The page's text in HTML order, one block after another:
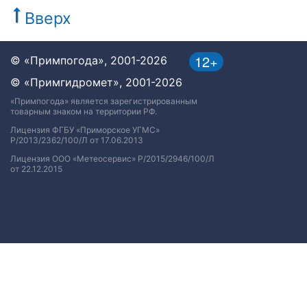
Вверх
12+
© «Примпогода», 2001-2026
© «Примгидромет», 2001-2026
«Примпогода» является зарегистрированным
товарным знаком на территории РФ.
Лицензия ФГБУ «Приморское УГМС»
Р/2013/2362/100/Л от 17.06.2013
Лицензия ООО «Метеосервис» Р/2015/2946/100/Л
от 22.12.2015